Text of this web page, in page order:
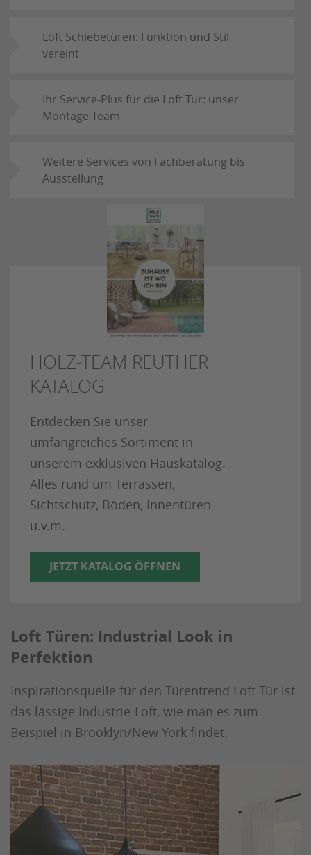
Loft Schiebetüren: Funktion und Stil
vereint
Ihr Service-Plus für die Loft Tür: unser
Montage-Team
Weitere Services von Fachberatung bis
Ausstellung
HOLZ-TEAM REUTHER
KATALOG
Entdecken Sie unser
umfangreiches Sortiment in
unserem exklusiven Hauskatalog.
Alles rund um Terrassen,
Sichtschutz, Böden, Innentüren
u.v.m.
JETZT KATALOG ÖFFNEN
Loft Türen: Industrial Look in
Perfektion
Inspirationsquelle für den Türentrend Loft Tür ist
das lässige Industrie-Loft, wie man es zum
Beispiel in Brooklyn/New York findet.